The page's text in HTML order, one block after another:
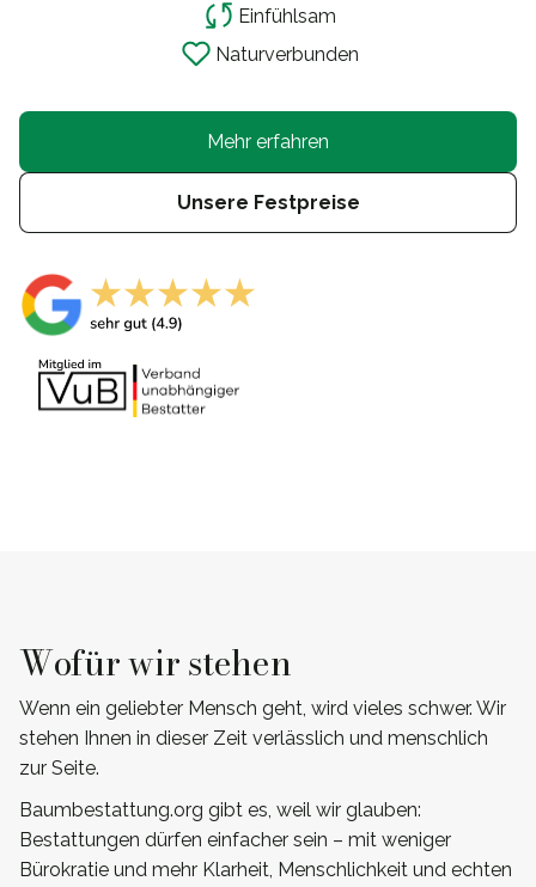
Einfühlsam
Naturverbunden
Mehr erfahren
Unsere Festpreise
Wofür wir stehen
Wenn ein geliebter Mensch geht, wird vieles schwer. Wir
stehen Ihnen in dieser Zeit verlässlich und menschlich
zur Seite.
Baumbestattung.org gibt es, weil wir glauben:
Bestattungen dürfen einfacher sein – mit weniger
Bürokratie und mehr Klarheit, Menschlichkeit und echten